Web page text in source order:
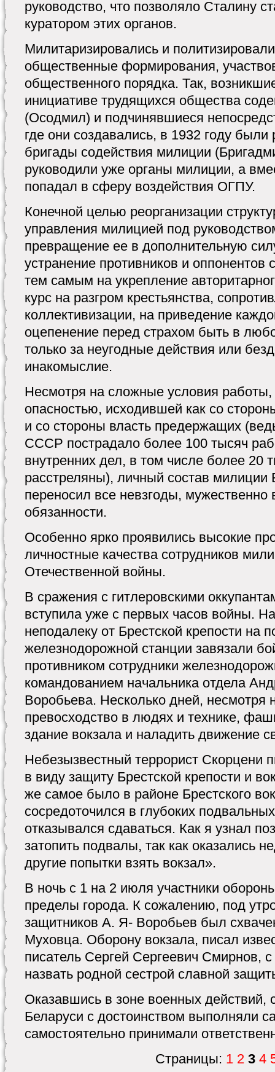
руководство, что позволяло Сталину
куратором этих органов.
Милитаризировались и
общественные формирования,
общественного порядка. Так,
инициативе трудящихся общества
(Осодмил) и подчинявшиеся
где они создавались, в 1932 году были
бригады содействия милиции
руководили уже органы милиции, а
попадал в сферу воздействия ОГПУ.
Конечной целью реорганизации
управления милицией под
превращение ее в дополнительную
устранение противников и
тем самым на укрепление
курс на разгром крестьянства,
коллективизации, на приведение
оцепенение перед страхом быть в
только за неугодные действия или
инакомыслие.
Несмотря на сложные условия
опасностью, исходившей как со
и со стороны власть предержащих
СССР пострадало более 100 тысяч
внутренних дел, в том числе более 20
расстреляны), личный состав милиции
переносил все невзгоды, мужественно
обязанности.
Особенно ярко проявились высокие
личностные качества сотрудников
Отечественной войны.
В сражения с гитлеровскими
вступила уже с первых часов войны.
неподалеку от Брестской крепости на
железнодорожной станции завязали
противником сотрудники
командованием начальника отдела
Воробьева. Несколько дней,
превосходство в людях и технике,
здание вокзала и наладить движение
Небезызвестный террорист Скорцени
в виду защиту Брестской крепости и
же самое было в районе Брестского
сосредоточился в глубоких
отказывался сдаваться. Как я узнал
затопить подвалы, так как оказались
другие попытки взять вокзал».
В ночь с 1 на 2 июля участники
пределы города. К сожалению, под
защитников А. Я- Воробьев был
Муховца. Оборону вокзала, писал
писатель Сергей Сергеевич Смирнов,
назвать родной сестрой славной
Оказавшись в зоне военных действий,
Беларуси с достоинством выполняли
самостоятельно принимали
Страницы: 1 2 3 4